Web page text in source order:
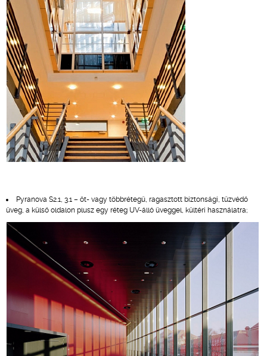
Pyranova S2.1, 3.1 – öt- vagy többrétegű, ragasztott biztonsági, tűzvédő
üveg, a külső oldalon plusz egy réteg UV-álló üveggel, kültéri használatra;